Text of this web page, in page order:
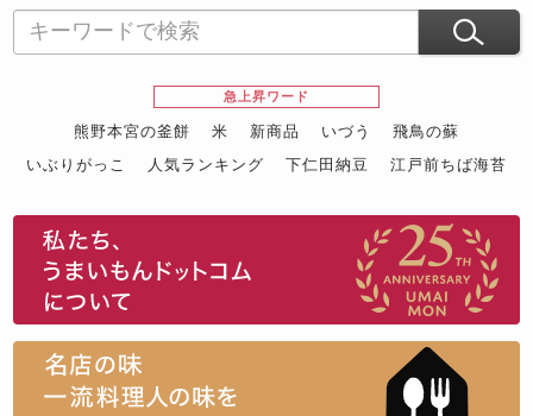
急上昇ワード
熊野本宮の釜餅 米 新商品 いづう
飛鳥の蘇
いぶりがっこ
人気ランキング 下仁田納豆
江戸前ちば海苔